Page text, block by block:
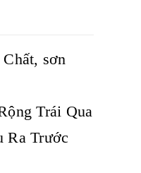
sơn
Trái Qua
Ra Trước